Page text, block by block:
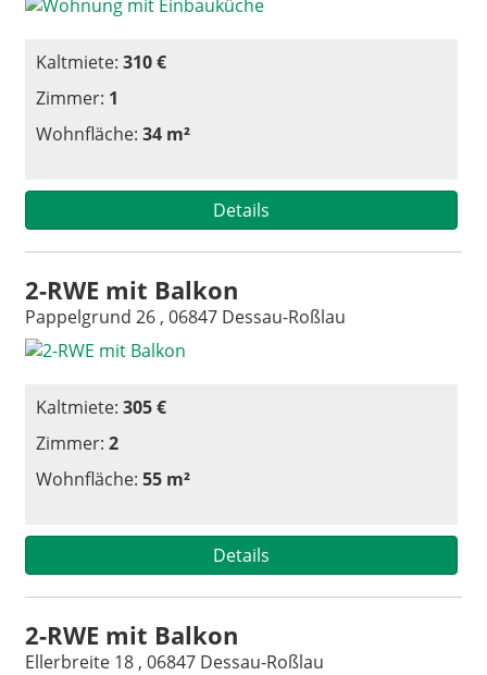
Kaltmiete:310 €
Zimmer: 1
Wohnfläche:34 m²
Details
2-RWE mit Balkon
Pappelgrund 26 , 06847 Dessau-Roßlau
Kaltmiete:305 €
Zimmer:2
Wohnfläche:55 m²
Details
2-RWE mit Balkon
Ellerbreite 18 , 06847 Dessau-Roßlau